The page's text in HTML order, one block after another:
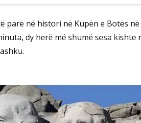
parë në histori në Kupën e Botës
dy herë më shumë sesa